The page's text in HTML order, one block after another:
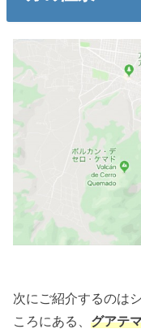
次にご紹介するのは
ころにある、グアテ